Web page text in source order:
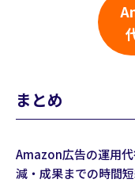
まとめ
Amazon広告の運用
減・成果までの時間